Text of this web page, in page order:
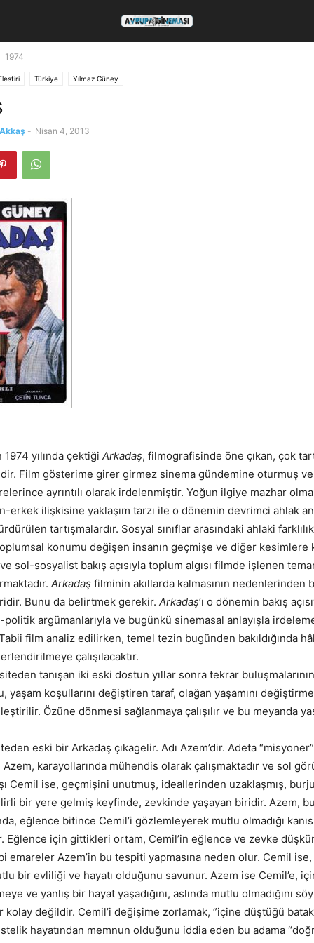
1974
Türkiye Yılmaz Güney
- Nisan 4, 2013
1974 yılında çektiği Arkadaş, filmografisinde öne çıkan, çok
Film gösterime girer girmez sinema gündemine oturmuş
ayrıntılı olarak irdelenmiştir. Yoğun ilgiye mazhar
erkek ilişkisine yaklaşım tarzı ile o dönemin devrimci ahlak
tartışmalardır. Sosyal sınıflar arasındaki ahlaki
konumu değişen insanın geçmişe ve diğer kesimlere
sol-sosyalist bakış açısıyla toplum algısı filmde işlenen
Arkadaş filminin akıllarda kalmasının nedenlerinden
Bunu da belirtmek gerekir. Arkadaş’ı o dönemin bakış
politik argümanlarıyla ve bugünkü sinemasal anlayışla
film analiz edilirken, temel tezin bugünden bakıldığında
çalışılacaktır.
tanışan iki eski dostun yıllar sonra tekrar
yaşam koşullarını değiştiren taraf, olağan yaşamını
Özüne dönmesi sağlanmaya çalışılır ve bu meyanda
eski bir Arkadaş çıkagelir. Adı Azem’dir. Adeta
karayollarında mühendis olarak çalışmaktadır ve sol
Cemil ise, geçmişini unutmuş, ideallerinden uzaklaşmış,
bir yere gelmiş keyfinde, zevkinde yaşayan biridir. Azem,
eğlence bitince Cemil’i gözlemleyerek mutlu olmadığı
Eğlence için gittikleri ortam, Cemil’in eğlence ve zevke
emareler Azem’in bu tespiti yapmasına neden olur. Cemil
bir evliliği ve hayatı olduğunu savunur. Azem ise Cemil’e,
ve yanlış bir hayat yaşadığını, aslında mutlu olmadığını
kolay değildir. Cemil’i değişime zorlamak, ”içine düştüğü
hayatından memnun olduğunu iddia eden bu adama